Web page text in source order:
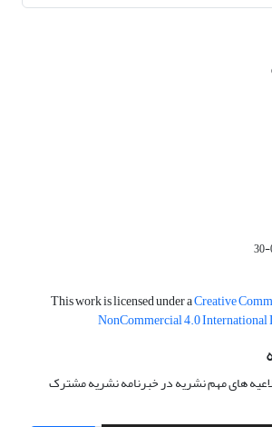
This work is licensed under aCreative
NonCommercial 4.0 International
های مهم نشریه در خبرنامه نشریه مشترک